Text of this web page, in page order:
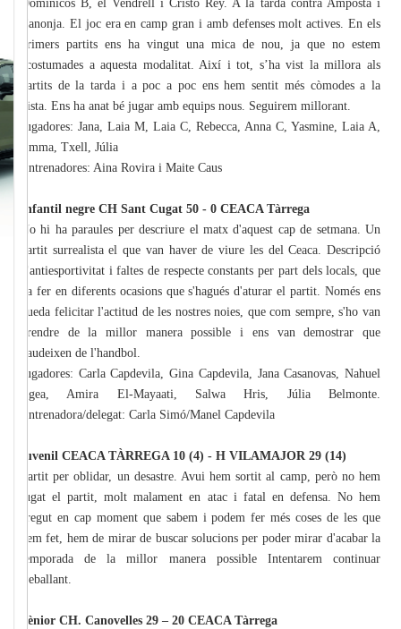
Dominicos B, el Vendrell i Cristo Rey. A la tarda contra Amposta i
Canonja. El joc era en camp gran i amb defenses molt actives. En els
primers partits ens ha vingut una mica de nou, ja que no estem
acostumades a aquesta modalitat. Així i tot, s’ha vist la millora als
partits de la tarda i a poc a poc ens hem sentit més còmodes a la
pista. Ens ha anat bé jugar amb equips nous. Seguirem millorant.
Jugadores: Jana, Laia M, Laia C, Rebecca, Anna C, Yasmine, Laia A,
Emma, Txell, Júlia
Entrenadores: Aina Rovira i Maite Caus
Infantil negre CH Sant Cugat 50 - 0 CEACA Tàrrega
No hi ha paraules per descriure el matx d'aquest cap de setmana. Un
partit surrealista el que van haver de viure les del Ceaca. Descripció
d'antiesportivitat i faltes de respecte constants per part dels locals, que
va fer en diferents ocasions que s'hagués d'aturar el partit. Només ens
queda felicitar l'actitud de les nostres noies, que com sempre, s'ho van
prendre de la millor manera possible i ens van demostrar que
gaudeixen de l'handbol.
Jugadores: Carla Capdevila, Gina Capdevila, Jana Casanovas, Nahuel
Egea, Amira El-Mayaati, Salwa Hris, Júlia Belmonte.
Entrenadora/delegat: Carla Simó/Manel Capdevila
uvenil CEACA TÀRREGA 10 (4) - H VILAMAJOR 29 (14)
Partit per oblidar, un desastre. Avui hem sortit al camp, però no hem
jugat el partit, molt malament en atac i fatal en defensa. No hem
cregut en cap moment que sabem i podem fer més coses de les que
hem fet, hem de mirar de buscar solucions per poder mirar d'acabar la
temporada de la millor manera possible Intentarem continuar
treballant.
Sènior CH. Canovelles 29 – 20 CEACA Tàrrega